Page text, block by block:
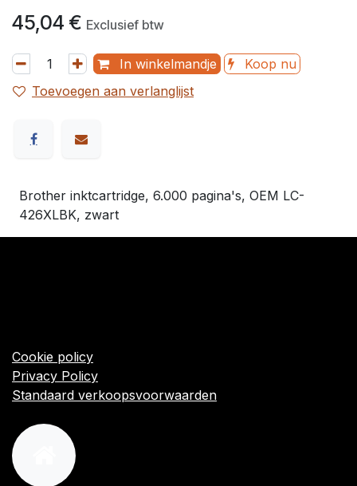
45,04 € Exclusief btw
In winkelmandje
Koop nu
Toevoegen aan verlanglijst
Brother inktcartridge, 6.000 pagina's, OEM LC-
426XLBK, zwart
Cookie policy
Privacy Policy
Standaard verkoopsvoorwaarden